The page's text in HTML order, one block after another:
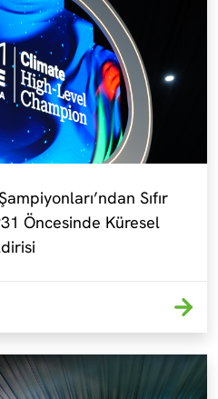
Sıfır
Öncesinde Küresel